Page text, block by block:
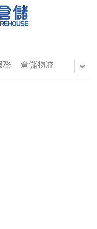
務 倉儲物流